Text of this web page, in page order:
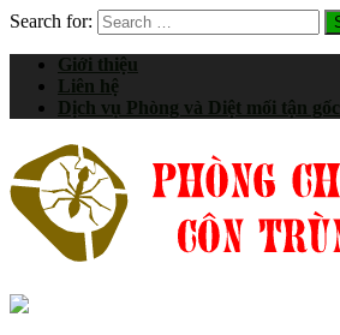
Search for:
Giới thiệu
Liên hệ
Dịch vụ Phòng và Diệt mối tận gốc